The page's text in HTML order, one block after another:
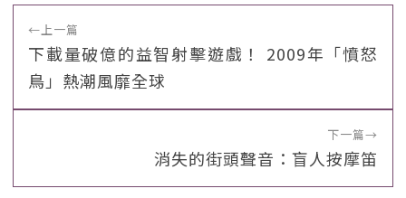
←上一篇
下載量破億的益智射擊遊戲！ 2009年「憤怒
鳥」熱潮風靡全球
下一篇→
消失的街頭聲音：盲人按摩笛